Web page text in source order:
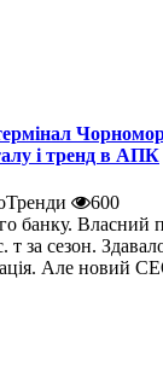
і тренд в АПК
600
банку. Власний
т за сезон.
Але новий